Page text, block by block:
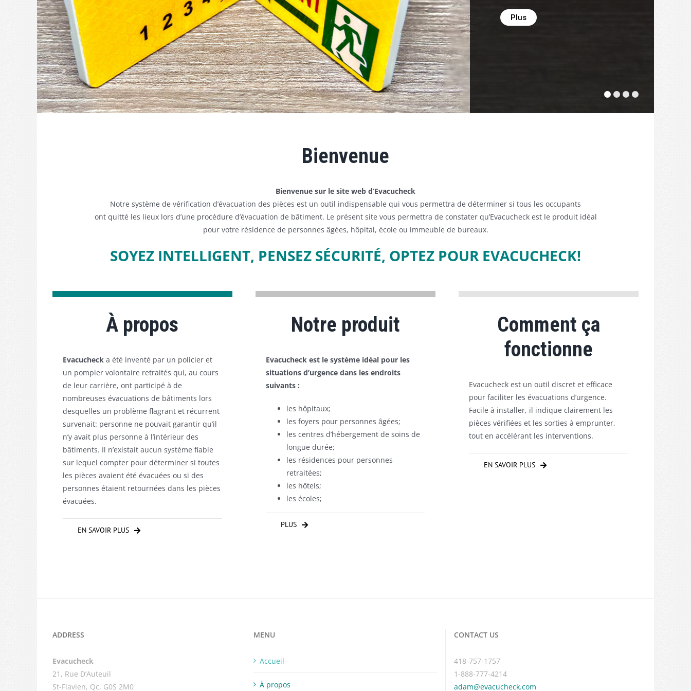
Bienvenue
Bienvenue sur le site web d’Evacucheck
Notre système de vérification d’évacuation des pièces est un outil indispensable qui vous permettra de déterminer si tous les occupants
ont quitté les lieux lors d’une procédure d’évacuation de bâtiment. Le présent site vous permettra de constater qu’Evacucheck est le produit idéal
pour votre résidence de personnes âgées, hôpital, école ou immeuble de bureaux.
SOYEZ INTELLIGENT, PENSEZ SÉCURITÉ, OPTEZ POUR EVACUCHECK!
À propos
Evacucheck a été inventé par un policier et
un pompier volontaire retraités qui, au cours
de leur carrière, ont participé à de
nombreuses évacuations de bâtiments lors
desquelles un problème flagrant et récurrent
survenait: personne ne pouvait garantir qu’il
n’y avait plus personne à l’intérieur des
bâtiments. Il n’existait aucun système fiable
sur lequel compter pour déterminer si toutes
les pièces avaient été évacuées ou si des
personnes étaient retournées dans les pièces
évacuées.
EN SAVOIR PLUS
Notre produit
Evacucheck est le système idéal pour les
situations d’urgence dans les endroits
suivants :
les hôpitaux;
les foyers pour personnes âgées;
les centres d’hébergement de soins de
longue durée;
les résidences pour personnes
retraitées;
les hôtels;
les écoles;
PLUS
Comment ça
fonctionne
Evacucheck est un outil discret et efficace
pour faciliter les évacuations d’urgence.
Facile à installer, il indique clairement les
pièces vérifiées et les sorties à emprunter,
tout en accélérant les interventions.
EN SAVOIR PLUS
ADDRESS
Evacucheck
21, Rue D’Auteuil
St-Flavien, Qc, G0S 2M0
MENU
Accueil
À propos
CONTACT US
418-757-1757
1-888-777-4214
adam@evacucheck.com